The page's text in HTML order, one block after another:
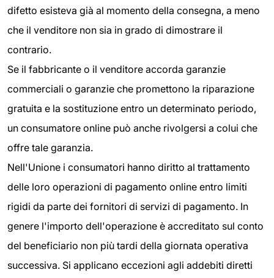
difetto esisteva già al momento della consegna, a meno
che il venditore non sia in grado di dimostrare il
contrario.
Se il fabbricante o il venditore accorda garanzie
commerciali o garanzie che promettono la riparazione
gratuita e la sostituzione entro un determinato periodo,
un consumatore online può anche rivolgersi a colui che
offre tale garanzia.
Nell'Unione i consumatori hanno diritto al trattamento
delle loro operazioni di pagamento online entro limiti
rigidi da parte dei fornitori di servizi di pagamento. In
genere l'importo dell'operazione è accreditato sul conto
del beneficiario non più tardi della giornata operativa
successiva. Si applicano eccezioni agli addebiti diretti